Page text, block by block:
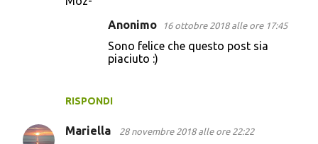
RISPONDI
Anonimo 16 ottobre 2018 alle ore 17:45
Sono felice che questo post sia
piaciuto :)
Mariella 28 novembre 2018 alle ore 22:22